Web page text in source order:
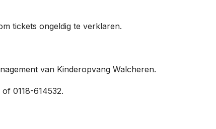
tickets ongeldig te verklaren.
van Kinderopvang Walcheren.
of 0118-614532.